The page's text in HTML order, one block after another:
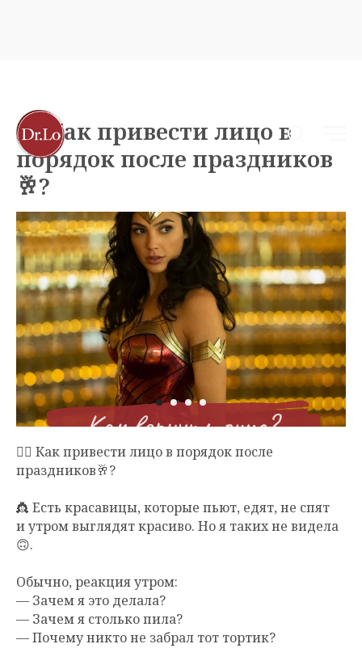
🤦‍♀️ Как привести лицо в
порядок после праздников
🥂?
🤦‍♀️ Как привести лицо в порядок после
праздников🥂?
👸 Есть красавицы, которые пьют, едят, не спят
и утром выглядят красиво. Но я таких не видела
🙃.
Обычно, реакция утром:
— Зачем я это делала?
— Зачем я столько пила?
— Почему никто не забрал тот тортик?